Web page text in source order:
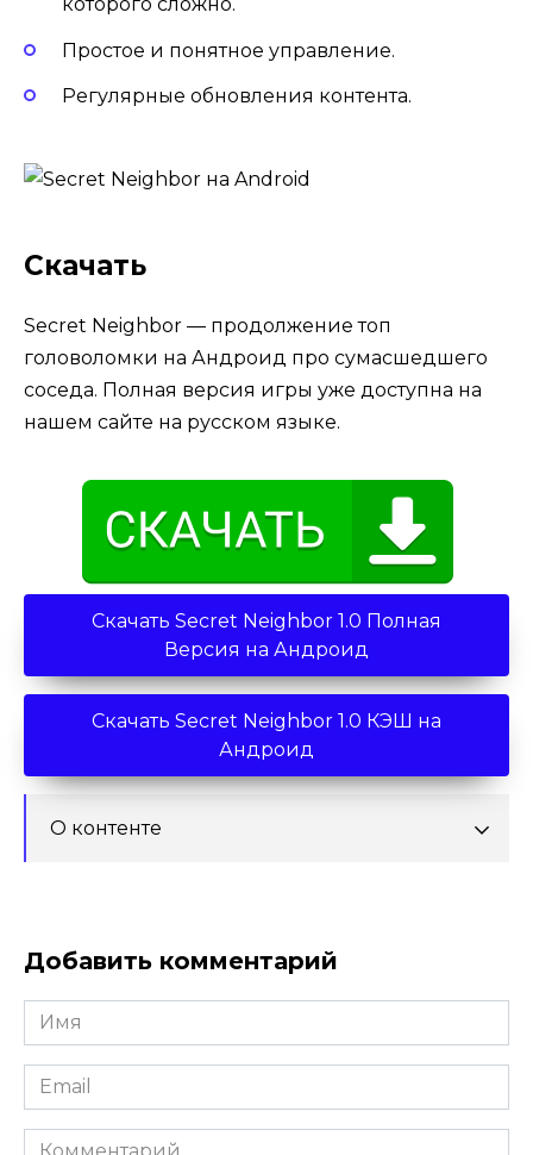
которого сложно.
Простое и понятное управление.
Регулярные обновления контента.
Скачать
Secret Neighbor — продолжение топ
головоломки на Андроид про сумасшедшего
соседа. Полная версия игры уже доступна на
нашем сайте на русском языке.
Скачать Secret Neighbor 1.0 Полная
Версия на Андроид
Скачать Secret Neighbor 1.0 КЭШ на
Андроид
О контенте
Добавить комментарий
Имя
*
Email
*
Комментарий